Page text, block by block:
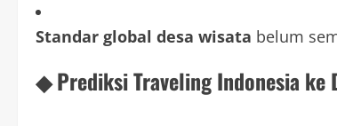
Standar global desa wisata belum
◆ Prediksi Traveling Indonesia ke